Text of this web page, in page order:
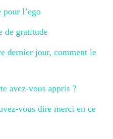
pour l’ego
de gratitude
dernier jour, comment le
avez-vous appris ?
vous dire merci en ce